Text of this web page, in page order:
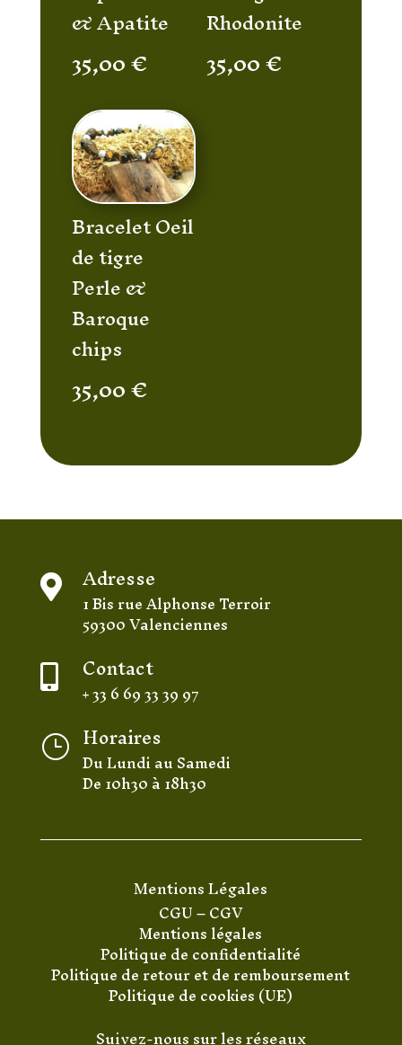
& Apatite
35,00€
Rhodonite
35,00€
Bracelet Oeil
de tigre
Perle &
Baroque
chips
35,00€
 Adresse
1 Bis rue Alphonse Terroir
59300 Valenciennes
 Contact
+ 33 6 69 33 39 97
} Horaires
Du Lundi au Samedi
De 10h30 à 18h30
Mentions Légales
CGU–CGV
Mentions légales
Politique de confidentialité
Politique de retour et de remboursement
Politique de cookies (UE)